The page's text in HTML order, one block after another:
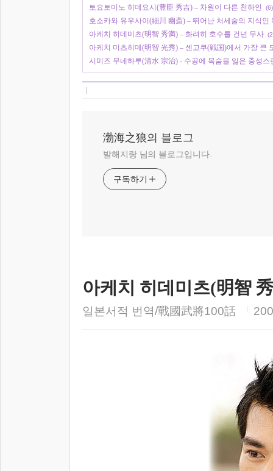
토요토미노 히데요시(豊臣 秀吉) – 차원이 다른 천하인 (6)
호소카와 유우사이(細川 幽斎) – 뛰어난 처세술의 지식인
아케치 히데미츠(明智 秀満) – 화려히 호수를 건넌 무사
아케치 미츠히데(明智 光秀) – 센고쿠(戦国)에서 가장 큰
시미즈 무네하루(清水 宗治) - 수공에 목숨을 잃은 충성스
渤海之狼의 블로그
발해지랑 님의 블로그입니다.
구독하기
아케치 히데미츠(明智
일본서적 번역/戰國武將100話